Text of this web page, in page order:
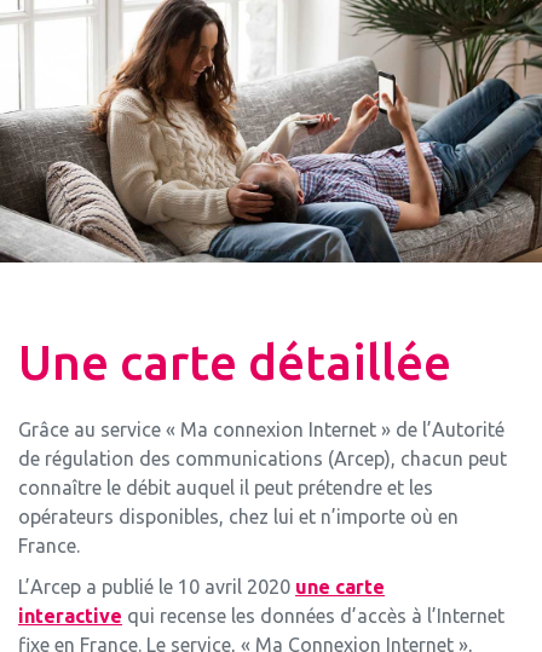
Une carte détaillée
Grâce au service « Ma connexion Internet » de l’Autorité
de régulation des communications (Arcep), chacun peut
connaître le débit auquel il peut prétendre et les
opérateurs disponibles, chez lui et n’importe où en
France.
L’Arcep a publié le 10 avril 2020 une carte
interactive qui recense les données d’accès à l’Internet
fixe en France. Le service, « Ma Connexion Internet »,